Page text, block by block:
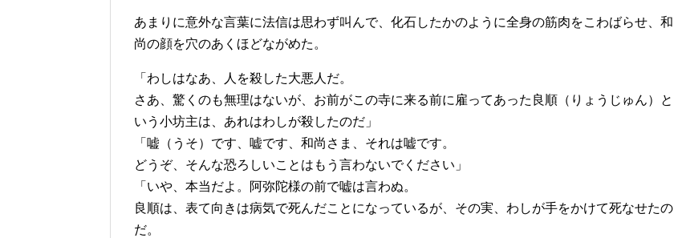
あまりに意外な言葉に法信は思わず叫んで、化石したかのように全身の筋肉をこわばらせ、和
尚の顔を穴のあくほどながめた。
「わしはなあ、人を殺した大悪人だ。
さあ、驚くのも無理はないが、お前がこの寺に来る前に雇ってあった良順（りょうじゅん）と
いう小坊主は、あれはわしが殺したのだ」
「嘘（うそ）です、嘘です、和尚さま、それは嘘です。
どうぞ、そんな恐ろしいことはもう言わないでください」
「いや、本当だよ。阿弥陀様の前で嘘は言わぬ。
良順は、表て向きは病気で死んだことになっているが、その実、わしが手をかけて死なせたの
だ。